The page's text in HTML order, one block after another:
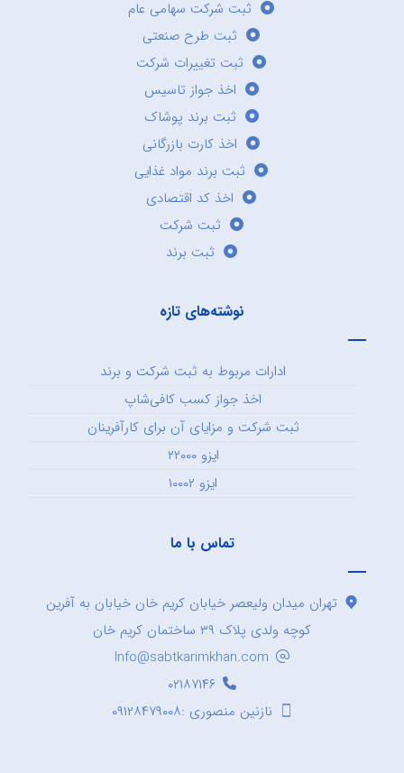
ثبت شرکت سهامی عام
ثبت طرح صنعتی
ثبت تغییرات شرکت
اخذ جواز تاسیس
ثبت برند پوشاک
اخذ کارت بازرگانی
ثبت برند مواد غذایی
اخذ کد اقتصادی
ثبت شرکت
ثبت برند
نوشته‌های تازه
ادارات مربوط به ثبت شرکت و برند
اخذ جواز کسب کافی‌شاپ
ثبت شرکت و مزایای آن برای کارآفرینان
ایزو ۲۲۰۰۰
ایزو ۱۰۰۰۲
تماس با ما
تهران میدان ولیعصر خیابان کریم خان خیابان به آفرین
کوچه ولدی پلاک ۳۹ ساختمان کریم خان
Info@sabtkarimkhan.com
۰۲۱۸۷۱۴۶
نازنین منصوری :۰۹۱۲۸۴۷۹۰۰۸